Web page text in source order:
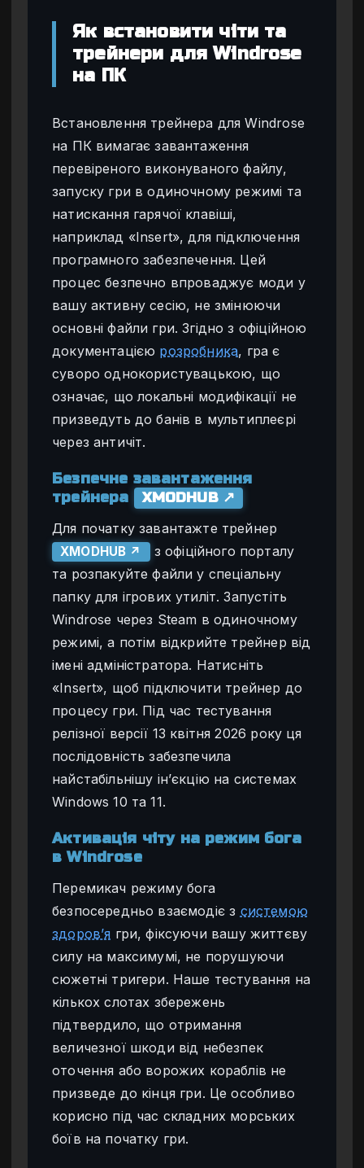
Як встановити чіти та
трейнери для Windrose
на ПК
Встановлення трейнера для Windrose
на ПК вимагає завантаження
перевіреного виконуваного файлу,
запуску гри в одиночному режимі та
натискання гарячої клавіші,
наприклад «Insert», для підключення
програмного забезпечення. Цей
процес безпечно впроваджує моди у
вашу активну сесію, не змінюючи
основні файли гри. Згідно з офіційною
документацією розробника, гра є
суворо однокористувацькою, що
означає, що локальні модифікації не
призведуть до банів в мультиплеєрі
через античіт.
Безпечне завантаження
трейнера
XMODHUB ↗
Для початку завантажте трейнер
XMODHUB ↗
з офіційного порталу
та розпакуйте файли у спеціальну
папку для ігрових утиліт. Запустіть
Windrose через Steam в одиночному
режимі, а потім відкрийте трейнер від
імені адміністратора. Натисніть
«Insert», щоб підключити трейнер до
процесу гри. Під час тестування
релізної версії 13 квітня 2026 року ця
послідовність забезпечила
найстабільнішу ін’єкцію на системах
Windows 10 та 11.
Активація чіту на режим бога
в Windrose
Перемикач режиму бога
безпосередньо взаємодіє з системою
здоров’я гри, фіксуючи вашу життєву
силу на максимумі, не порушуючи
сюжетні тригери. Наше тестування на
кількох слотах збережень
підтвердило, що отримання
величезної шкоди від небезпек
оточення або ворожих кораблів не
призведе до кінця гри. Це особливо
корисно під час складних морських
боїв на початку гри.